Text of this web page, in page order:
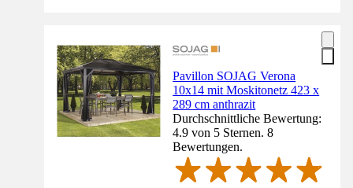
Pavillon SOJAG Verona
10x14 mit Moskitonetz 423 x
289 cm anthrazit
Durchschnittliche Bewertung:
4.9 von 5 Sternen. 8
Bewertungen.